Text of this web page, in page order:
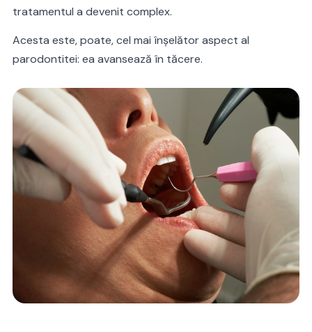
tratamentul a devenit complex.
Acesta este, poate, cel mai înșelător aspect al
parodontitei: ea avansează în tăcere.